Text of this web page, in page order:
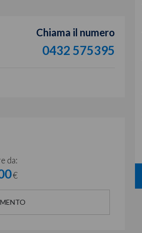
Chiama il numero
0432 575395
da:
€